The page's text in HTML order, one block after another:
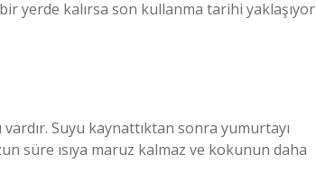
yerde kalırsa son kullanma tarihi yaklaşıyor
Suyu kaynattıktan sonra yumurtayı
süre ısıya maruz kalmaz ve kokunun daha